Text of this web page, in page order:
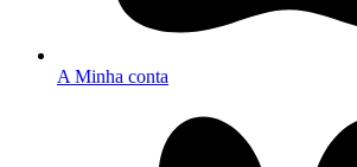
A Minha conta